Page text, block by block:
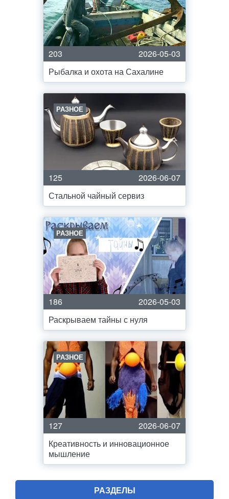
203
2026-05-03
Рыбалка и охота на Сахалине
РАЗНОЕ
125
2026-06-07
Стальной чайный сервиз
РАЗНОЕ
186
2026-05-03
Раскрываем тайны с нуля
РАЗНОЕ
127
2026-06-07
Креативность и инновационное
мышление
РАЗДЕЛЫ